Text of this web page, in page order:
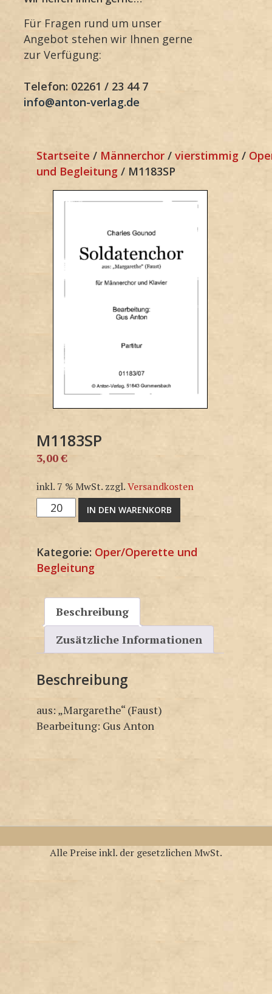
Für Fragen rund um unser
Angebot stehen wir Ihnen gerne
zur Verfügung:
Telefon: 02261 / 23 44 7
info@anton-verlag.de
Startseite / Männerchor / vierstimmig /
und Begleitung / M1183SP
M1183SP
3,00€
inkl. 7 % MwSt. zzgl.Versandkosten
M1183SP
Menge
IN DEN WARENKORB
Kategorie: Oper/Operette und
Begleitung
Beschreibung
Zusätzliche Informationen
Beschreibung
aus: „Margarethe“ (Faust)
Bearbeitung: Gus Anton
Alle Preise inkl. der gesetzlichen MwSt.